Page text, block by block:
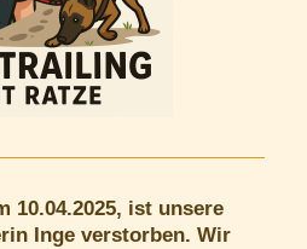
10.04.2025, ist unsere
Inge verstorben. Wir